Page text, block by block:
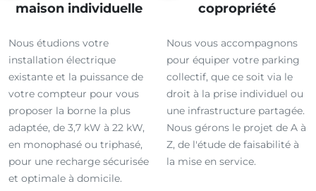
maison individuelle
Nous étudions votre
installation électrique
existante et la puissance de
votre compteur pour vous
proposer la borne la plus
adaptée, de 3,7 kW à 22 kW,
en monophasé ou triphasé,
pour une recharge sécurisée
et optimale à domicile.
copropriété
Nous vous accompagnons
pour équiper votre parking
collectif, que ce soit via le
droit à la prise individuel ou
une infrastructure partagée.
Nous gérons le projet de A à
Z, de l'étude de faisabilité à
la mise en service.